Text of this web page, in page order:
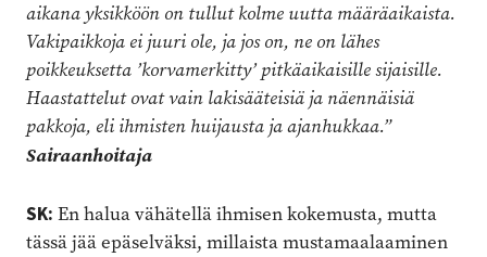
aikana yksikköön on tullut kolme uutta määräaikaista.
Vakipaikkoja ei juuri ole, ja jos on, ne on lähes
poikkeuksetta ’korvamerkitty’ pitkäaikaisille sijaisille.
Haastattelut ovat vain lakisääteisiä ja näennäisiä
pakkoja, eli ihmisten huijausta ja ajanhukkaa.”
Sairaanhoitaja
SK: En halua vähätellä ihmisen kokemusta, mutta
tässä jää epäselväksi, millaista mustamaalaaminen